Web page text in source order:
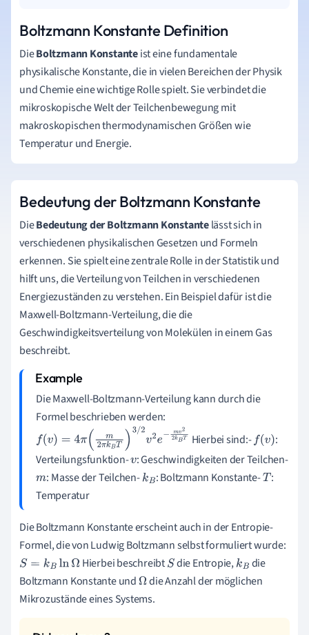
Boltzmann Konstante Definition
DieBoltzmann Konstanteist eine fundamentale
physikalische Konstante, die in vielen Bereichen der Physik
und Chemie eine wichtige Rolle spielt. Sie verbindet die
mikroskopische Welt der Teilchenbewegung mit
makroskopischen thermodynamischen Größen wie
Temperatur und Energie.
Bedeutung der Boltzmann Konstante
DieBedeutung der Boltzmann Konstantelässt sich in
verschiedenen physikalischen Gesetzen und Formeln
erkennen. Sie spielt eine zentrale Rolle in der Statistik und
hilft uns, die Verteilung von Teilchen in verschiedenen
Energiezuständen zu verstehen. Ein Beispiel dafür ist die
Maxwell-Boltzmann-Verteilung, die die
Geschwindigkeitsverteilung von Molekülen in einem Gas
beschreibt.
Die Maxwell-Boltzmann-Verteilung kann durch die
Formel beschrieben werden:
f(v)=4 π( m2πkBT)3/2 v −mv2 kBT Hierbei sind:-f(v) :
Verteilungsfunktion-v: Geschwindigkeiten der Teilchen-
m: Masse der Teilchen-kB : Boltzmann Konstante-T :
Temperatur
Die Boltzmann Konstante erscheint auch in der Entropie-
Formel, die von Ludwig Boltzmann selbst formuliert wurde:
S= kB lnΩ Hierbei beschreibtS die Entropie,kB die
Boltzmann Konstante undΩ die Anzahl der möglichen
Mikrozustände eines Systems.